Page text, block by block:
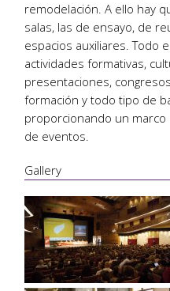
remodelación. A ello hay
salas, las de ensayo, de
espacios auxiliares. Todo
actividades formativas,
presentaciones,
formación y todo tipo de
proporcionando un
de eventos.
Gallery